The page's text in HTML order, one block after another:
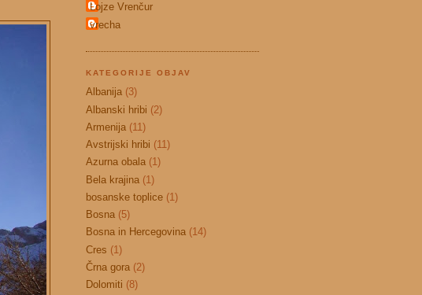
Lojze Vrenčur
vrecha
KATEGORIJE OBJAV
Albanija (3)
Albanski hribi (2)
Armenija (11)
Avstrijski hribi (11)
Azurna obala (1)
Bela krajina (1)
bosanske toplice (1)
Bosna (5)
Bosna in Hercegovina (14)
Cres (1)
Črna gora (2)
Dolomiti (8)